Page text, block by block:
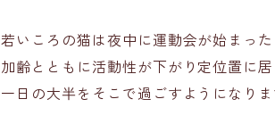
若いころの猫は夜中に運動会が始まっ
加齢とともに活動性が下がり定位置に居
一日の大半をそこで過ごすようになりま